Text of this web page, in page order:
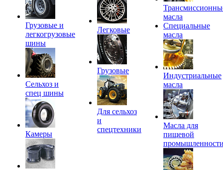
Грузовые и
легкогрузовые
шины
Сельхоз и
спец шины
Камеры
Легковые
Грузовые
Для сельхоз
и
спецтехники
масла
Специальные
масла
Индустриальные
масла
Масла для
пищевой